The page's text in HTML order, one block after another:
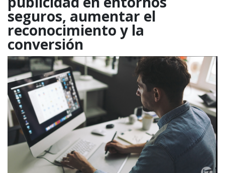
seguros, aumentar el
reconocimiento y la
conversión
PERÚ
ARGENTINA